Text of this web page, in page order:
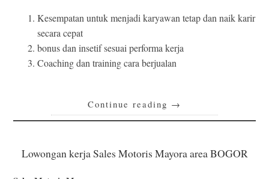
Kesempatan untuk menjadi karyawan tetap dan naik karir
secara cepat
bonus dan insetif sesuai performa kerja
Coaching dan training cara berjualan
Continue reading →
Lowongan kerja Sales Motoris Mayora area BOGOR